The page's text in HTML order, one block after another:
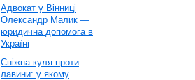
Адвокат у Вінниці
Олександр Малик —
юридична допомога в
Україні
Сніжна куля проти
лавини: у якому